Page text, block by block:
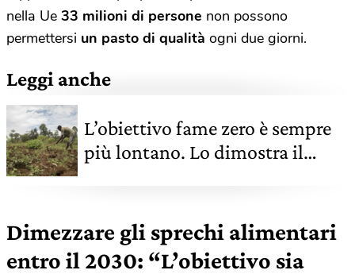
nella Ue 33 milioni di persone non possono
permettersi un pasto di qualità ogni due giorni.
Leggi anche
L’obiettivo fame zero è sempre
più lontano. Lo dimostra il
Dimezzare gli sprechi alimentari
entro il 2030: “L’obiettivo sia